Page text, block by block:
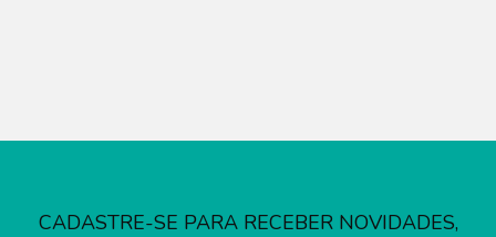
CADASTRE-SE PARA RECEBER NOVIDADES,